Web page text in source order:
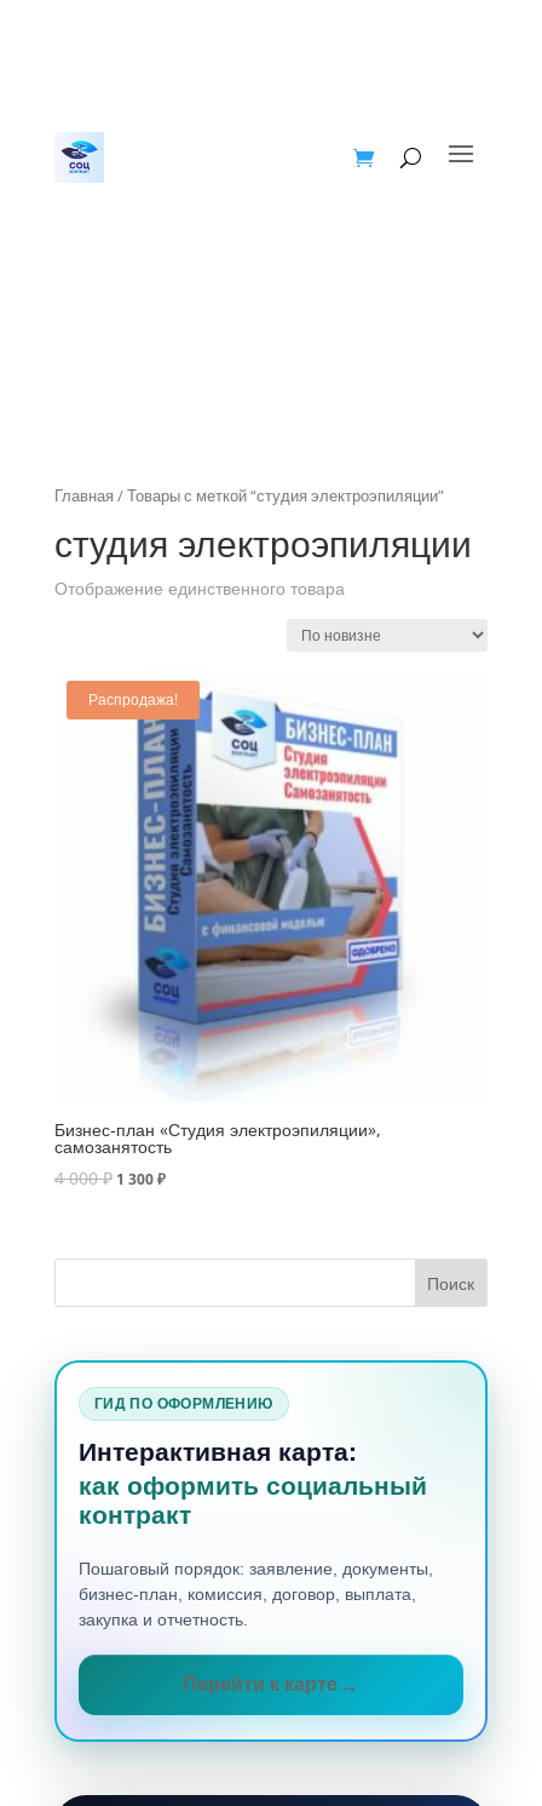
Главная / Товары с меткой “студия электроэпиляции”
студия электроэпиляции
Отображение единственного товара
Распродажа!
Бизнес-план «Студия электроэпиляции»,
самозанятость
4 000₽ 1 300₽
ГИД ПО ОФОРМЛЕНИЮ
Интерактивная карта:
как оформить социальный
контракт
Пошаговый порядок: заявление, документы,
бизнес-план, комиссия, договор, выплата,
закупка и отчетность.
Перейти к карте